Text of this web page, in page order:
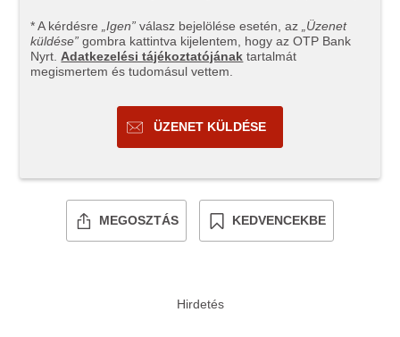
* A kérdésre „Igen” válasz bejelölése esetén, az
„Üzenet
küldése” gombra kattintva kijelentem, hogy az OTP Bank
Nyrt. Adatkezelési tájékoztatójának tartalmát
megismertem és tudomásul vettem.
ÜZENET KÜLDÉSE
MEGOSZTÁS KEDVENCEKBE